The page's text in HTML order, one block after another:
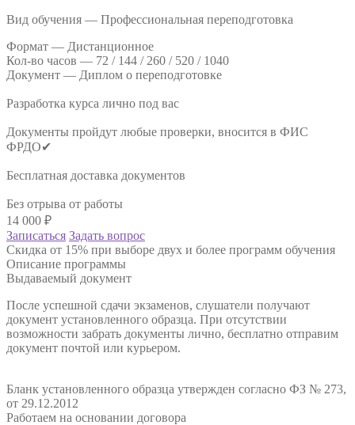
Вид обучения — Профессиональная переподготовка
Формат — Дистанционное
Кол-во часов — 72 / 144 / 260 / 520 / 1040
Документ — Диплом о переподготовке
Разработка курса лично под вас
Документы пройдут любые проверки, вносится в ФИС
ФРДО✔
Бесплатная доставка документов
Без отрыва от работы
14 000 ₽
Записаться Задать вопрос
Скидка от 15% при выборе двух и более программ обучения
Описание программы
Выдаваемый документ
После успешной сдачи экзаменов, слушатели получают
документ установленного образца. При отсутствии
возможности забрать документы лично, бесплатно отправим
документ почтой или курьером.
Бланк установленного образца утвержден согласно ФЗ № 273,
от 29.12.2012
Работаем на основании договора